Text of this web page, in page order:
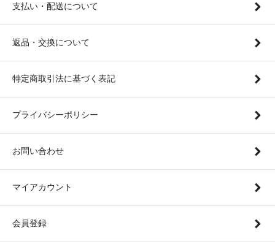
支払い・配送について
返品・交換について
特定商取引法に基づく表記
プライバシーポリシー
お問い合わせ
マイアカウント
会員登録